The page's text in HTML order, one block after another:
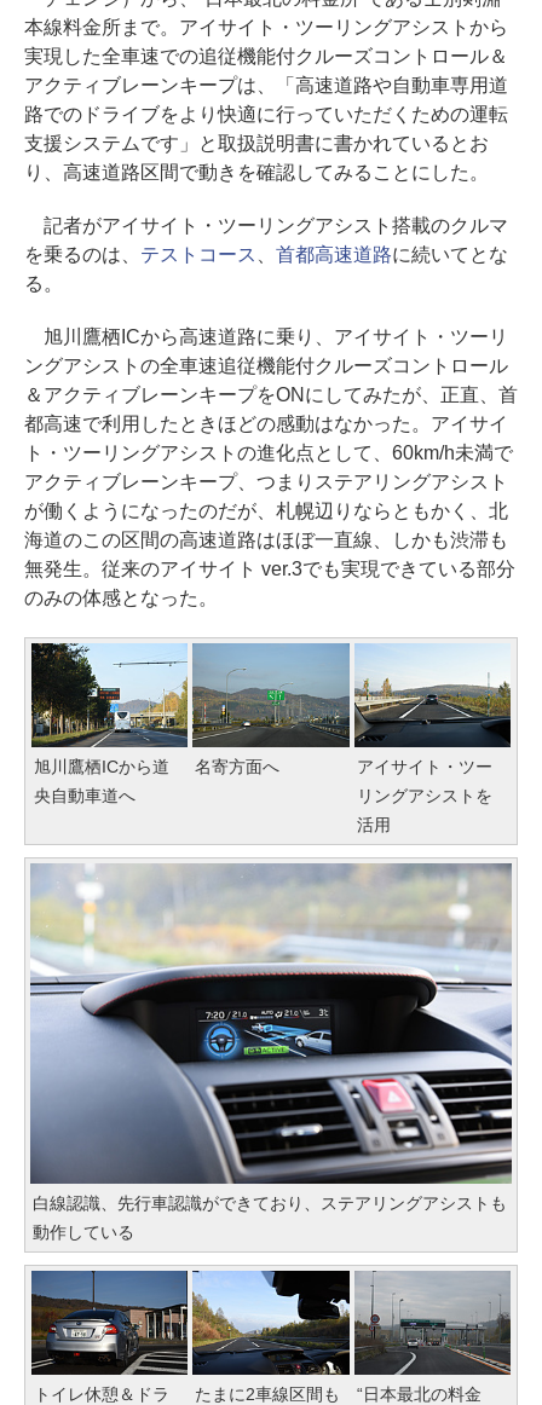
本線料金所まで。アイサイト・ツーリングアシストから
実現した全車速での追従機能付クルーズコントロール＆
アクティブレーンキープは、「高速道路や自動車専用道
路でのドライブをより快適に行っていただくための運転
支援システムです」と取扱説明書に書かれているとお
り、高速道路区間で動きを確認してみることにした。
記者がアイサイト・ツーリングアシスト搭載のクルマ
を乗るのは、 テストコース 首都高速道路に続いてとな
る。
旭川鷹栖ICから高速道路に乗り、アイサイト・ツーリ
ングアシストの全車速追従機能付クルーズコントロール
＆アクティブレーンキープをONにしてみたが、正直、首
都高速で利用したときほどの感動はなかった。アイサイ
ト・ツーリングアシストの進化点として、60km/h未満で
アクティブレーンキープ、つまりステアリングアシスト
が働くようになったのだが、札幌辺りならともかく、北
海道のこの区間の高速道路はほぼ一直線、しかも渋滞も
無発生。従来のアイサイト ver.3でも実現できている部分
のみの体感となった。
旭川鷹栖ICから道
央自動車道へ
名寄方面へ
アイサイト・ツー
リングアシストを
活用
白線認識、先行車認識ができており、ステアリングアシストも
動作している
トイレ休憩＆ドラ たまに2車線区間も “日本最北の料金